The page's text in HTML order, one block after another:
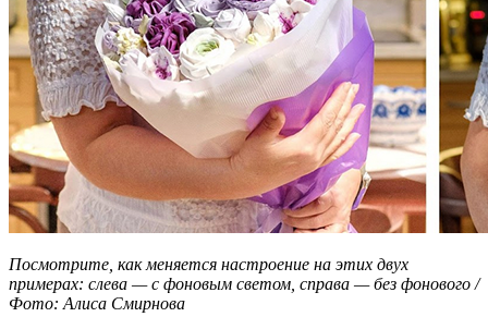
Посмотрите, как меняется настроение на этих двух
примерах: слева — с фоновым светом, справа — без фонового /
Фото: Алиса Смирнова